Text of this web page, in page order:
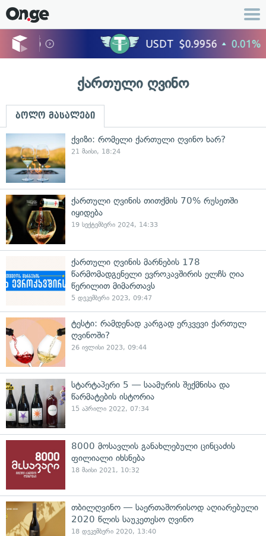
ქართული ღვინო
ბოლო მასალები
ქვიზი: რომელი ქართული ღვინო ხარ?
21 მაისი, 18:24
ქართული ღვინის თითქმის 70% რუსეთში
იყიდება
19 სექტემბერი 2024, 14:33
ქართული ღვინის მარნების 178
წარმომადგენელი ევროკავშირის ელჩს ღია
წერილით მიმართავს
5 დეკემბერი 2023, 09:47
ტესტი: რამდენად კარგად ერკვევი ქართულ
ღვინოში?
26 ივლისი 2023, 09:44
სტარტაპერი 5 — საამურის შექმნისა და
წარმატების ისტორია
15 აპრილი 2022, 07:34
8000 მოსავლის განახლებული ცინცაძის
ფილიალი იხსნება
18 მაისი 2021, 10:32
თბილღვინო — საერთაშორისოდ აღიარებული
2020 წლის საუკეთესო ღვინო
18 დეკემბერი 2020, 13:40